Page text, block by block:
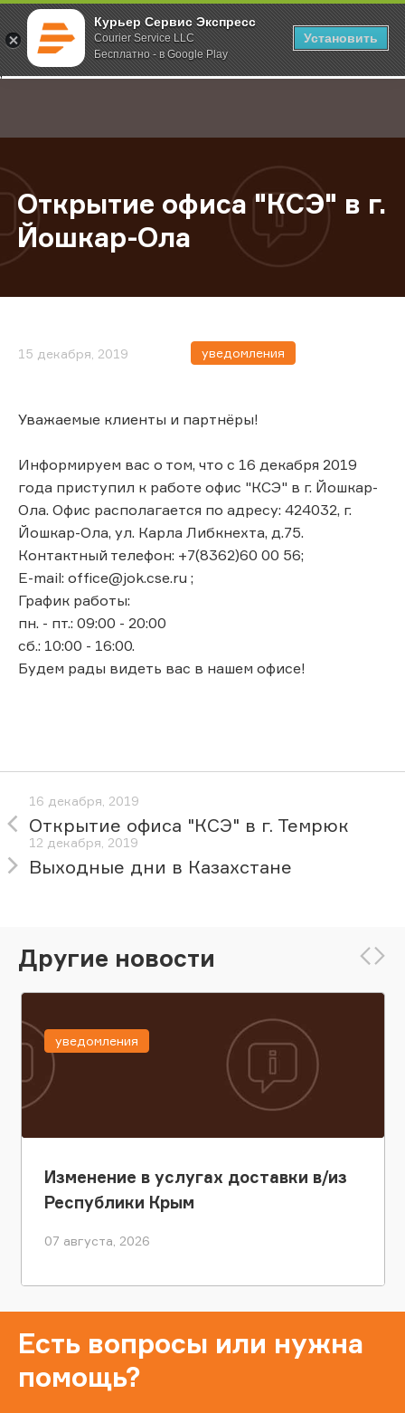
Курьер Сервис Экспресс
Courier Service LLC
Бесплатно - в Google Play
Установить
;
Главная О компании Новости Открытие офиса "КСЭ" в г.
Открытие офиса "КСЭ" в г.
Йошкар-Ола
15 декабря, 2019 уведомления
Уважаемые клиенты и партнёры!
Информируем вас о том, что с 16 декабря 2019
года приступил к работе офис "КСЭ" в г. Йошкар-
Ола. Офис располагается по адресу: 424032, г.
Йошкар-Ола, ул. Карла Либкнехта, д.75.
Контактный телефон: +7(8362)60 00 56;
E-mail: office@jok.cse.ru ;
График работы:
пн. - пт.: 09:00 - 20:00
сб.: 10:00 - 16:00.
Будем рады видеть вас в нашем офисе!
16 декабря, 2019
Открытие офиса "КСЭ" в г. Темрюк
12 декабря, 2019
Выходные дни в Казахстане
Другие новости
Изменение в услугах доставки в/из
Республики Крым
07 августа, 2026
уведомления
Есть вопросы или нужна
помощь?